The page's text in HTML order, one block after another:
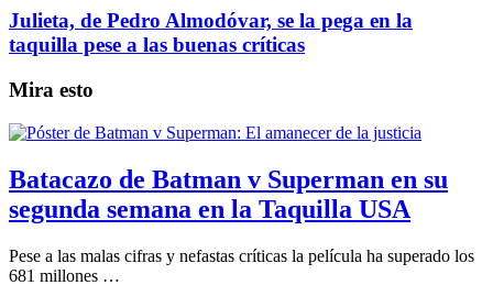
Julieta, de Pedro Almodóvar, se la pega en la
taquilla pese a las buenas críticas
Mira esto
Batacazo de Batman v Superman en su
segunda semana en la Taquilla USA
Pese a las malas cifras y nefastas críticas la película ha superado los
681 millones …